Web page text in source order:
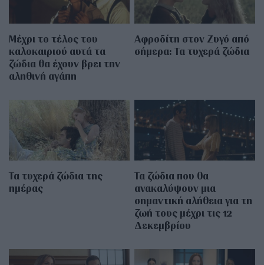
Μέχρι το τέλος του
καλοκαιριού αυτά τα
ζώδια θα έχουν βρει την
αληθινή αγάπη
Αφροδίτη στον Ζυγό από
σήμερα: Τα τυχερά ζώδια
Τα τυχερά ζώδια της
ημέρας
Τα ζώδια που θα
ανακαλύψουν μια
σημαντική αλήθεια για τη
ζωή τους μέχρι τις 12
Δεκεμβρίου